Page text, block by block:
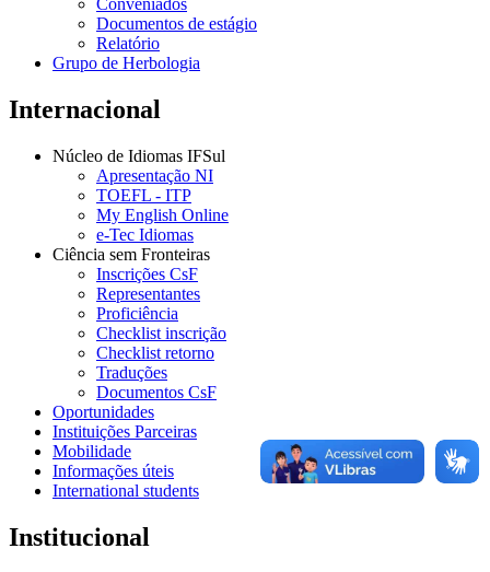
Documentos de estágio
Relatório
Grupo de Herbologia
Internacional
Núcleo de Idiomas IFSul
Apresentação NI
TOEFL - ITP
My English Online
e-Tec Idiomas
Ciência sem Fronteiras
Inscrições CsF
Representantes
Proficiência
Checklist inscrição
Checklist retorno
Traduções
Documentos CsF
Oportunidades
Instituições Parceiras
Mobilidade
Informações úteis
International students
Institucional